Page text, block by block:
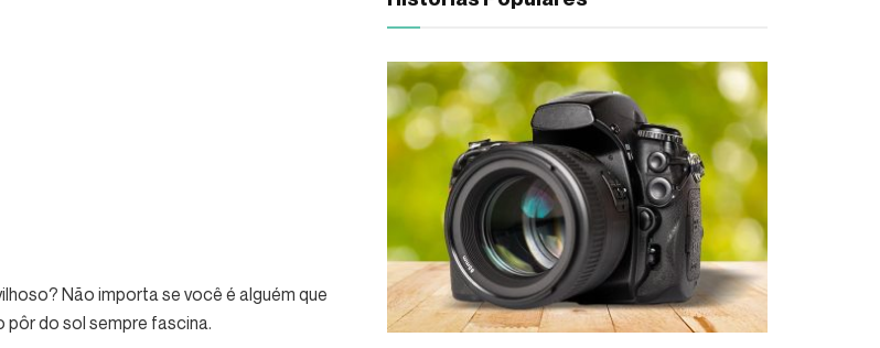
Não importa se você é alguém que
pôr do sol sempre fascina.